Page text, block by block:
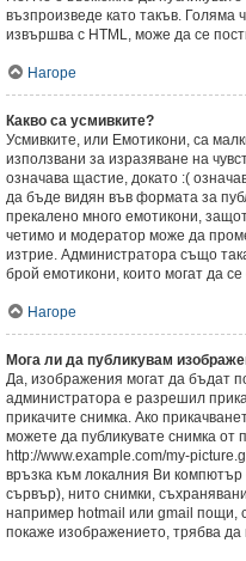
възпроизведе като такъв. Голяма
извършва с HTML, може да се
Нагоре
Какво са усмивките?
Усмивките, или Емотикони, са
използвани за изразяване на
означава щастие, докато :(
да бъде видян във формата за
прекалено много емотикони,
четимо и модератор може да
изтрие. Администратора също
брой емотикони, които могат да
Нагоре
Мога ли да публикувам
Да, изображения могат да бъдат
администратора е разрешил
прикачите снимка. Ако
можете да публикувате снимка
http://www.example.com/my-
връзка към локалния Ви
сървър), нито снимки,
например hotmail или gmail пощи,
покаже изображението, трябва да